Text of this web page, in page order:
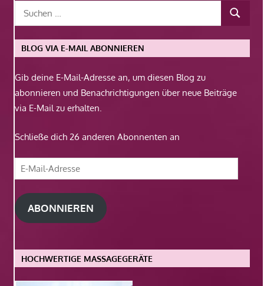
BLOG VIA E-MAIL ABONNIEREN
Gib deine E-Mail-Adresse an, um diesen Blog zu
abonnieren und Benachrichtigungen über neue Beiträge
via E-Mail zu erhalten.
Schließe dich 26 anderen Abonnenten an
E-
Mail-
Adresse
ABONNIEREN
HOCHWERTIGE MASSAGEGERÄTE